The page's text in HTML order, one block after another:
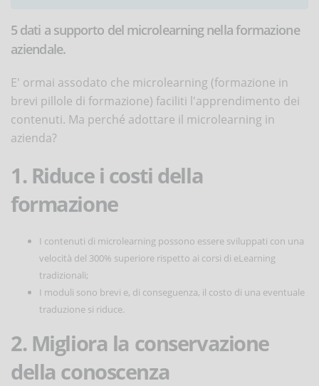
5 dati a supporto del microlearning nella formazione
aziendale.
E' ormai assodato che microlearning (formazione in
brevi pillole di formazione) faciliti l'apprendimento dei
contenuti. Ma perché adottare il microlearning in
azienda?
1. Riduce i costi della
formazione
I contenuti di microlearning possono essere sviluppati con una
velocità del 300% superiore rispetto ai corsi di eLearning
tradizionali;
I moduli sono brevi e, di conseguenza, il costo di una eventuale
traduzione si riduce.
2. Migliora la conservazione
della conoscenza